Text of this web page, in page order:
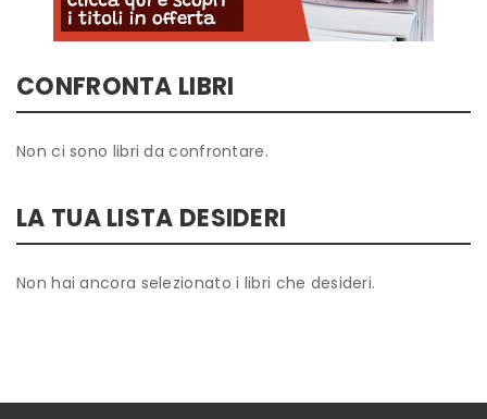
CONFRONTA LIBRI
Non ci sono libri da confrontare.
LA TUA LISTA DESIDERI
Non hai ancora selezionato i libri che desideri.